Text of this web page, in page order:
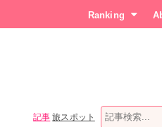
Ranking
記事 旅スポット